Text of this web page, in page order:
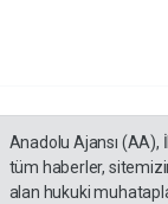
Anadolu Ajansı (AA),
tüm haberler,
alan hukuki